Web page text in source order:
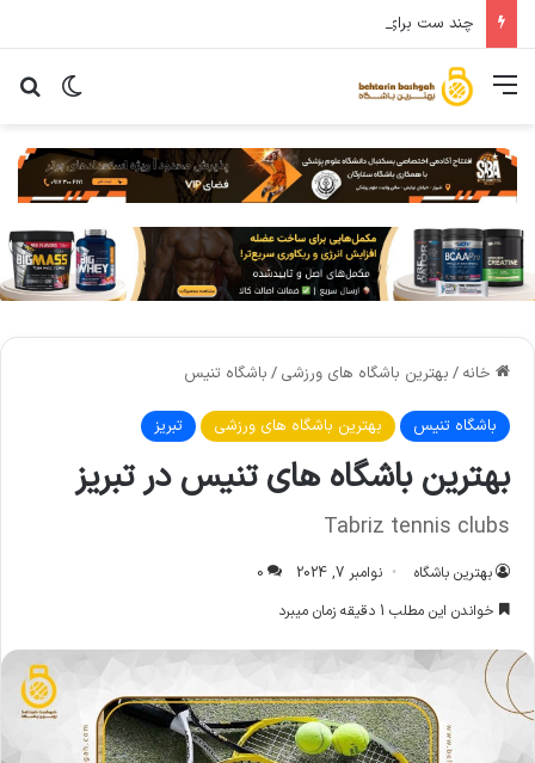
چند ست برای عضله سازی باید انجام دهید؟تحقیقات پاسخ میدهند
خانه / بهترین باشگاه های ورزشی / باشگاه تنیس
باشگاه تنیس بهترین باشگاه های ورزشی تبریز
بهترین باشگاه های تنیس در تبریز
Tabriz tennis clubs
بهترین باشگاه نوامبر 7, 2024
0
خواندن این مطلب 1 دقیقه زمان میبرد